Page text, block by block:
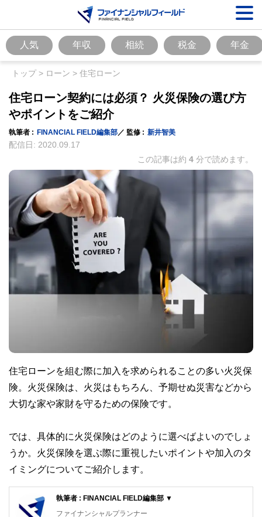
人気 年収 相続 税金 年金
トップ> ローン > 住宅ローン
住宅ローン契約には必須？ 火災保険の選び方
やポイントをご紹介
執筆者 : FINANCIAL FIELD編集部 ／ 監修 : 新井智美
配信日: 2020.09.17
この記事は約 4 分で読めます。
住宅ローンを組む際に加入を求められることの多い火災保
険。火災保険は、火災はもちろん、予期せぬ災害などから
大切な家や家財を守るための保険です。
では、具体的に火災保険はどのように選べばよいのでしょ
うか。火災保険を選ぶ際に重視したいポイントや加入のタ
イミングについてご紹介します。
執筆者 : FINANCIAL FIELD編集部 ▼
ファイナンシャルプランナー